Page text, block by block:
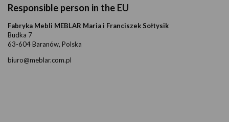
Responsible person in the EU
Fabryka Mebli MEBLAR Maria i Franciszek Sołtysik
Budka 7
63-604 Baranów, Polska
biuro@meblar.com.pl